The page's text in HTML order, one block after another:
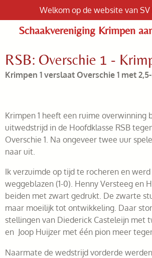
direct
naar
hoofdinhoud
Schaakvereniging Krimpen
Welkom op de website van SV
RSB: Overschie 1 -
Krimpen 1 verslaat Overschie 1 met
Krimpen 1 heeft een ruime overwinning
uitwedstrijd in de Hoofdklasse RSB
Overschie 1. Na ongeveer twee uur
naar uit.
Ik verzuimde op tijd te rocheren en
weggeblazen (1-0). Henny Versteeg en
beiden met zwart gedrukt. De zwarte
maar moeilijk tot ontwikkeling. Daar
stellingen van Diederick Casteleijn met
en Joop Huijzer met één pion meer
Naarmate de wedstrijd vorderde